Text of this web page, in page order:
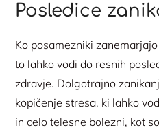
Posledice
Ko posamezniki
to lahko vodi do resnih
zdravje. Dolgotrajno
kopičenje stresa, ki lahko
in celo telesne bolezni, kot